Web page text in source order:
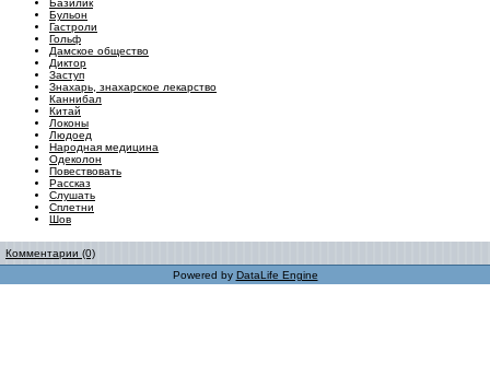
Базилик
Бульон
Гастроли
Гольф
Дамское общество
Диктор
Заступ
Знахарь, знахарское лекарство
Каннибал
Китай
Локоны
Людоед
Народная медицина
Одеколон
Повествовать
Рассказ
Слушать
Сплетни
Шов
Комментарии (0)
Powered by DataLife Engine